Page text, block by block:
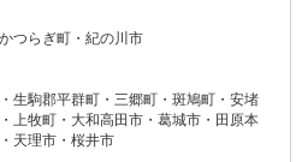
つらぎ町・紀の川市
生駒郡平群町・三郷町・斑鳩町・安堵
上牧町・大和高田市・葛城市・田原本
天理市・桜井市